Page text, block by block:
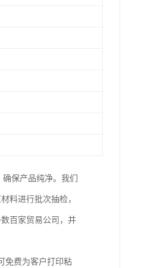
保产品纯净。我们
料进行批次抽检，
百家贸易公司，并
免费为客户打印粘